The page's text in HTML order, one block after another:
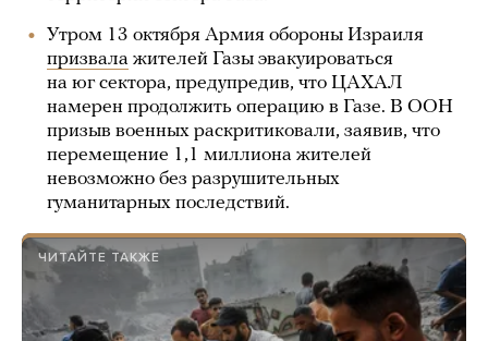
Утром 13 октября Армия обороны Израиля
призвала жителей Газы эвакуироваться
на юг сектора, предупредив, что ЦАХАЛ
намерен продолжить операцию в Газе. В ООН
призыв военных раскритиковали, заявив, что
перемещение 1,1 миллиона жителей
невозможно без разрушительных
гуманитарных последствий.
ЧИТАЙТЕ ТАКЖЕ